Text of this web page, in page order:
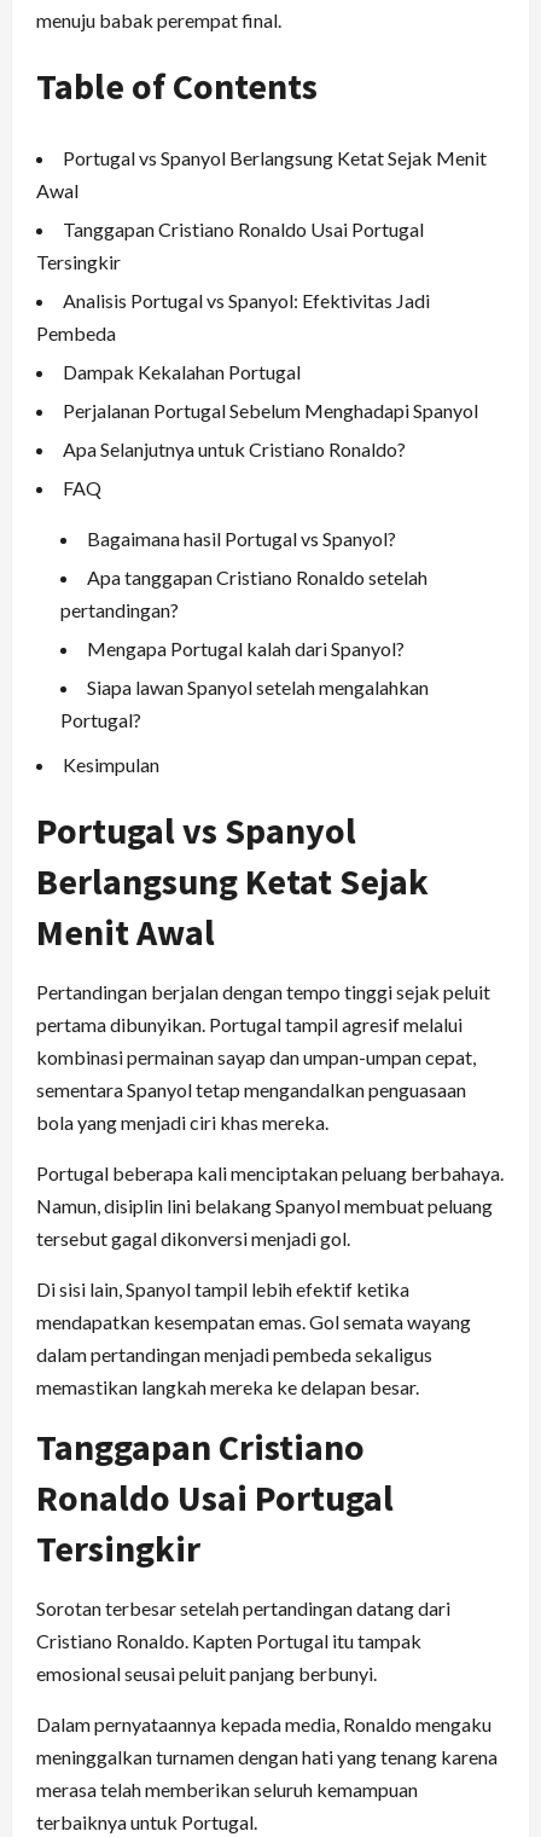
menuju babak perempat final.
Table of Contents
Portugal vs Spanyol Berlangsung Ketat Sejak Menit
Awal
Tanggapan Cristiano Ronaldo Usai Portugal
Tersingkir
Analisis Portugal vs Spanyol: Efektivitas Jadi
Pembeda
Dampak Kekalahan Portugal
Perjalanan Portugal Sebelum Menghadapi Spanyol
Apa Selanjutnya untuk Cristiano Ronaldo?
FAQ
Bagaimana hasil Portugal vs Spanyol?
Apa tanggapan Cristiano Ronaldo setelah
pertandingan?
Mengapa Portugal kalah dari Spanyol?
Siapa lawan Spanyol setelah mengalahkan
Portugal?
Kesimpulan
Portugal vs Spanyol
Berlangsung Ketat Sejak
Menit Awal
Pertandingan berjalan dengan tempo tinggi sejak peluit
pertama dibunyikan. Portugal tampil agresif melalui
kombinasi permainan sayap dan umpan-umpan cepat,
sementara Spanyol tetap mengandalkan penguasaan
bola yang menjadi ciri khas mereka.
Portugal beberapa kali menciptakan peluang berbahaya.
Namun, disiplin lini belakang Spanyol membuat peluang
tersebut gagal dikonversi menjadi gol.
Di sisi lain, Spanyol tampil lebih efektif ketika
mendapatkan kesempatan emas. Gol semata wayang
dalam pertandingan menjadi pembeda sekaligus
memastikan langkah mereka ke delapan besar.
Tanggapan Cristiano
Ronaldo Usai Portugal
Tersingkir
Sorotan terbesar setelah pertandingan datang dari
Cristiano Ronaldo. Kapten Portugal itu tampak
emosional seusai peluit panjang berbunyi.
Dalam pernyataannya kepada media, Ronaldo mengaku
meninggalkan turnamen dengan hati yang tenang karena
merasa telah memberikan seluruh kemampuan
terbaiknya untuk Portugal.